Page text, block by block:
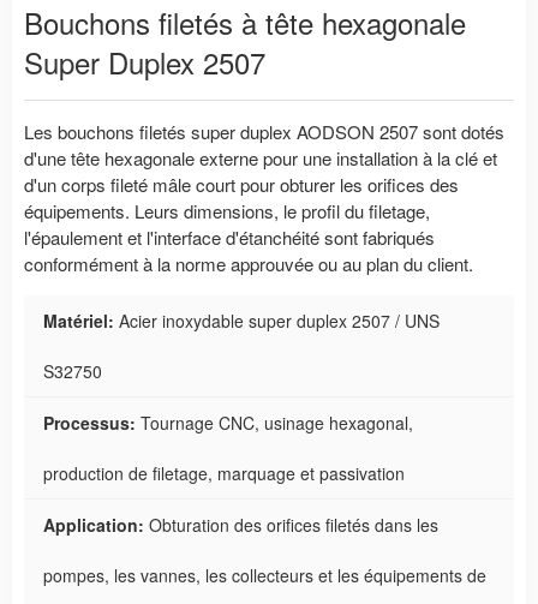
Bouchons filetés à tête hexagonale
Super Duplex 2507
Les bouchons filetés super duplex AODSON 2507 sont dotés
d'une tête hexagonale externe pour une installation à la clé et
d'un corps fileté mâle court pour obturer les orifices des
équipements. Leurs dimensions, le profil du filetage,
l'épaulement et l'interface d'étanchéité sont fabriqués
conformément à la norme approuvée ou au plan du client.
Matériel: Acier inoxydable super duplex 2507 / UNS
S32750
Processus: Tournage CNC, usinage hexagonal,
production de filetage, marquage et passivation
Application: Obturation des orifices filetés dans les
pompes, les vannes, les collecteurs et les équipements de